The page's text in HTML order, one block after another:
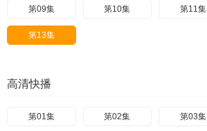
第09集 第10集 第11集
第13集
高清快播
第01集 第02集 第03集